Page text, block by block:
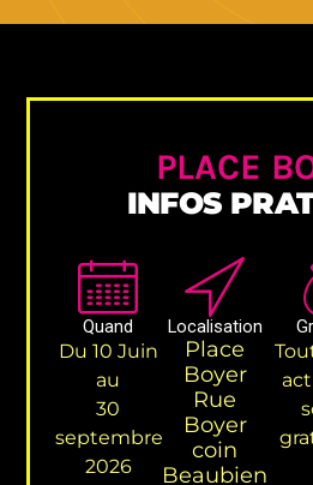
PLACE
INFOS
Quand
Du 10 Juin
au
30
septembre
2026
Localisation
Place
Boyer
Rue
Boyer
coin
Beaubien